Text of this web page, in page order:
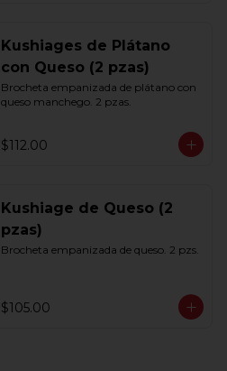
Kushiages de Plátano
con Queso (2 pzas)
Brocheta empanizada de plátano con
queso manchego. 2 pzas.
$112.00
Kushiage de Queso (2
pzas)
Brocheta empanizada de queso. 2 pzs.
$105.00